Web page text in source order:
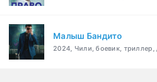
Малыш Бандито
2024, Чили, боевик, триллер,